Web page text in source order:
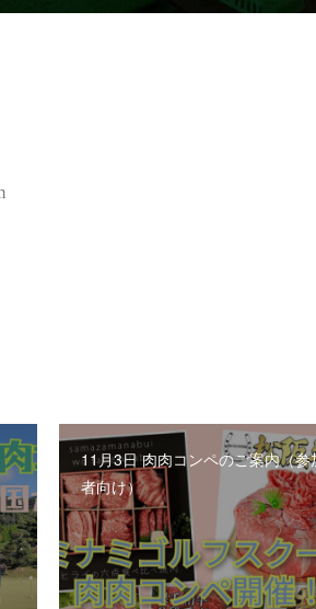
11月3日 肉肉コンペのご案内（参
者向け）